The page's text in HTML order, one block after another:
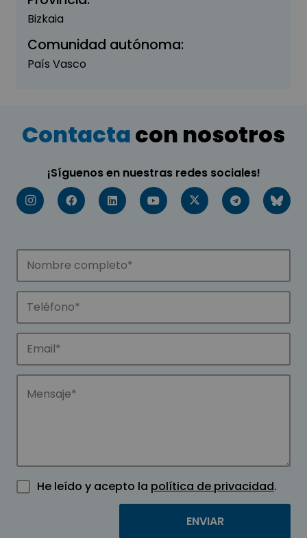
Bizkaia
Comunidad autónoma:
País Vasco
Contactacon nosotros
¡Síguenos en nuestras redes sociales!
He leído y acepto la política de privacidad.